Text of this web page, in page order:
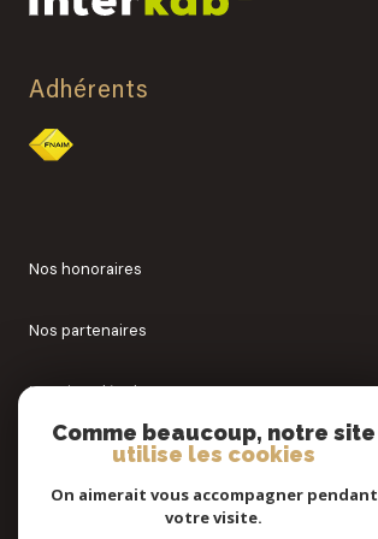
Adhérents
Nos honoraires
Nos partenaires
Mentions légales
Comme beaucoup, notre site
utilise les cookies
On aimerait vous accompagner pendant
votre visite.